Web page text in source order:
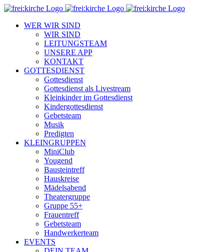
Zum
springenWER WIR SIND
WIR SIND
LEITUNGSTEAM
UNSERE APP
KONTAKT
GOTTESDIENST
Gottesdienst
Gottesdienst als Livestream
Kleinkinder im Gottesdienst
Kindergottesdienst
Gebetsteam
Musik
Predigten
KLEINGRUPPEN
MiniClub
Yougend
Bausteintreff
Hauskreise
Mädelsabend
Theatergruppe
Gruppe 55+
Frauentreff
Gebetsteam
Handwerkerteam
EVENTS